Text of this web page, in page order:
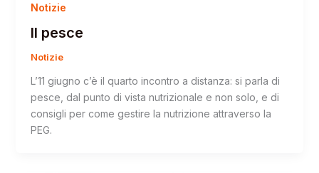
Notizie
Il pesce
Notizie
L’11 giugno c’è il quarto incontro a distanza: si parla di
pesce, dal punto di vista nutrizionale e non solo, e di
consigli per come gestire la nutrizione attraverso la
PEG.